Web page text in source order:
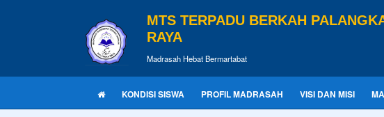
MTS TERPADU BERKAH
RAYA
Madrasah Hebat Bermartabat
KONDISI SISWA PROFIL MADRASAH VISI DAN MISI